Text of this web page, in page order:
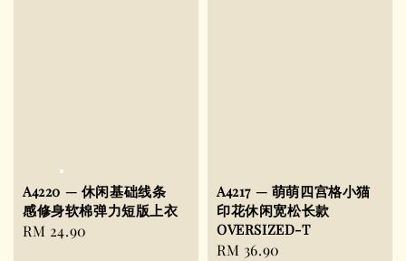
A4220 — 休闲基础线条
感修身软棉弹力短版上衣
Regular
RM 24.90
A4217 — 萌萌四宫格小猫
印花休闲宽松长款
OVERSIZED-T
Regular
RM 36.90